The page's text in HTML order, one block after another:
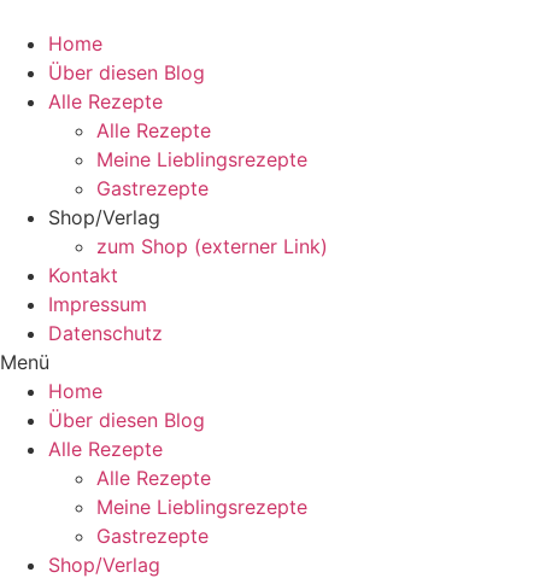
Inhalt
wechseln
Home
Über diesen Blog
Alle Rezepte
Alle Rezepte
Meine Lieblingsrezepte
Gastrezepte
Shop/Verlag
zum Shop (externer Link)
Kontakt
Impressum
Datenschutz
Menü
Home
Über diesen Blog
Alle Rezepte
Alle Rezepte
Meine Lieblingsrezepte
Gastrezepte
Shop/Verlag